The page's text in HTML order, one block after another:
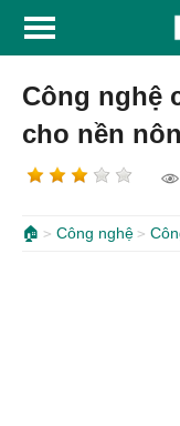
Công nghệ
cho nền
🏠 Công nghệ